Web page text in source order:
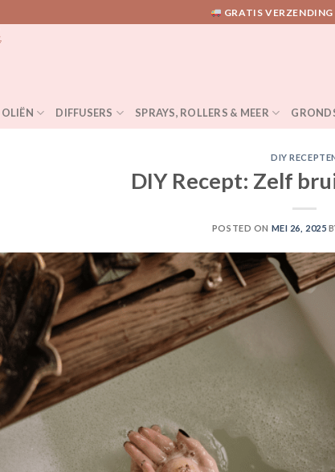
GRATIS
DIFFUSERS SPRAYS, ROLLERS & MEER
DIY
DIY Recept: Zelf
POSTED ON MEI 26, 2025